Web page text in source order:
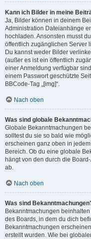
Kann ich Bilder in meine
Ja, Bilder können in deinem
Administration Dateianhänge
hochladen. Ansonsten musst
öffentlich zugänglichen Server
Du kannst weder Bilder
(außer es ist ein öffentlich
einer Anmeldung verfügbar
einem Passwort geschützte
BBCode-Tag „[img]“.
Nach oben
Was sind globale
Globale Bekanntmachungen
solltest du sie so bald wie
erscheinen ganz oben in
Bereich. Ob du eine globale
hängt von den durch die
ab.
Nach oben
Was sind
Bekanntmachungen
des Boards, in dem du dich
Bekanntmachungen
erstellt wurden. Wie bei